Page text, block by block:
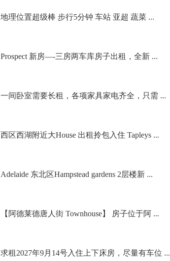
地理位置超级棒 步行5分钟 车站 亚超 蔬菜 ...
Prospect 新房—-三房两车库房子出租，全新 ...
一间卧室需要长租，各项家具家电齐全，只需 ...
西区西湖附近大House 出租拎包入住 Tapleys ...
Adelaide 东北区Hampstead gardens 2层楼新 ...
【阿德莱德唐人街 Townhouse】 房子位于阿 ...
求租2027年9月14号入住上下床房，尽量有车位 ...